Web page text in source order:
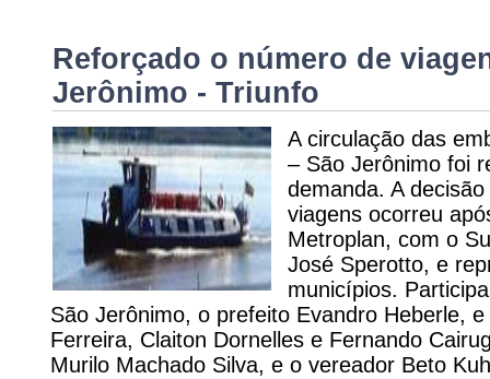
Reforçado o número de
Jerônimo - Triunfo
A circulação das
– São Jerônimo foi
demanda. A
viagens ocorreu
Metroplan, com o
José Sperotto, e
municípios.
São Jerônimo, o prefeito Evandro Heberle,
Ferreira, Claiton Dornelles e Fernando
Murilo Machado Silva, e o vereador Beto